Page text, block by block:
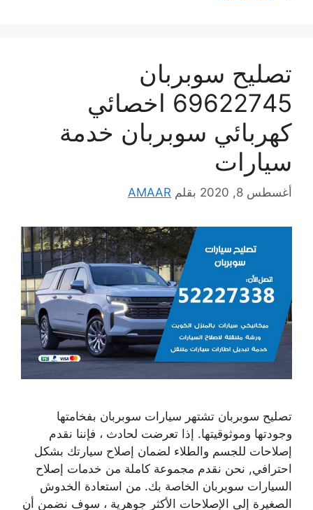
تصليح سوبربان
69622745 اخصائي
كهربائي سوبربان خدمة
سيارات
أغسطس 8, 2020 بقلم AMAAR
تصليح سوبربان تشتهر سيارات سوبربان بفخامتها
وجودتها وموثوقيتها. إذا تعرضت لحادث ، فإننا نقدم
إصلاحات للجسم والطلاء لضمان إصلاح سيارتك بشكل
احترافي, نحن نقدم مجموعة كاملة من خدمات إصلاح
السيارات سوبربان الخاصة بك. من استعادة الخدوش
الصغيرة إلى الإصلاحات الأكثر جوهرية ، سوف نضمن أن